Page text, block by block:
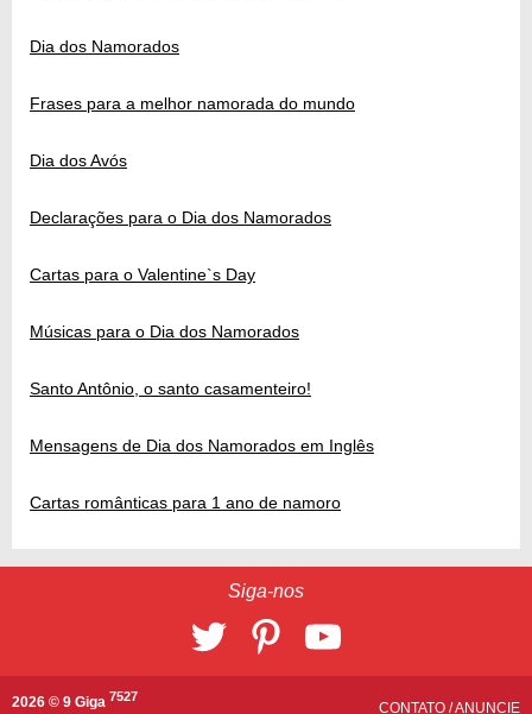
Dia dos Namorados
Frases para a melhor namorada do mundo
Dia dos Avós
Declarações para o Dia dos Namorados
Cartas para o Valentine`s Day
Músicas para o Dia dos Namorados
Santo Antônio, o santo casamenteiro!
Mensagens de Dia dos Namorados em Inglês
Cartas românticas para 1 ano de namoro
Siga-nos
2026 © 9 Giga 7527
CONTATO /ANUNCIE